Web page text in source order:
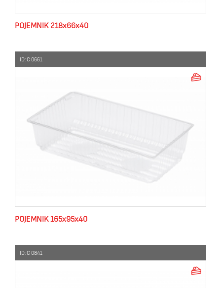
POJEMNIK 218x66x40
ID: C 0661
POJEMNIK 165x95x40
ID: C 0841